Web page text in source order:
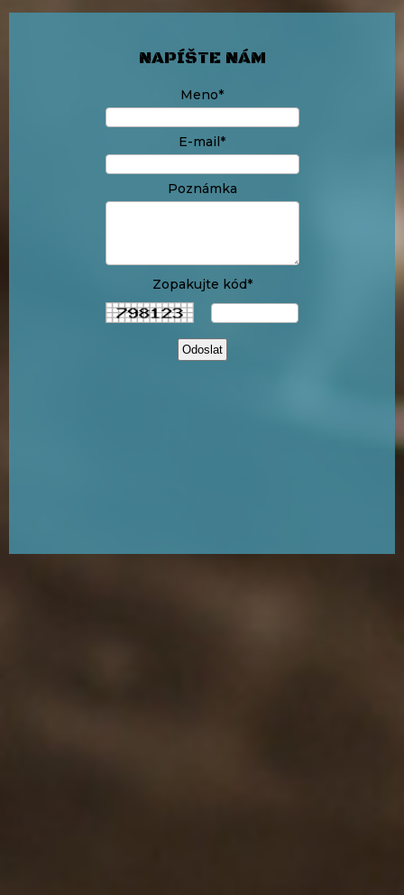
NAPÍŠTE NÁM
Meno*
E-mail*
Poznámka
Zopakujte kód*
Odoslat